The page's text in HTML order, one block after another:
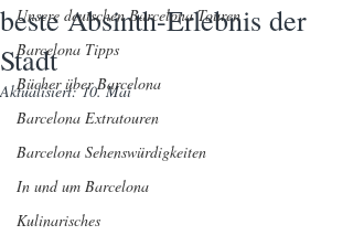
Unsere deutschen Barcelona Touren
Barcelona Tipps
Bücher über Barcelona
Barcelona Extratouren
Barcelona Sehenswürdigkeiten
In und um Barcelona
Kulinarisches
beste Absinth-Erlebnis der
Stadt
Aktualisiert:10. Mai